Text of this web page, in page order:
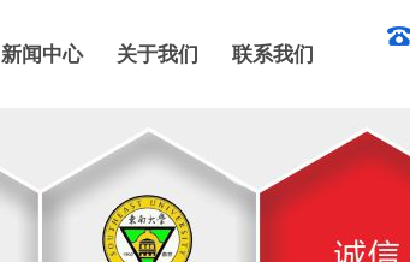
新闻中心 关于我们 联系我们